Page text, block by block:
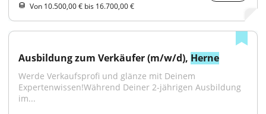
Von 10.500,00 € bis 16.700,00 €
Ausbildung zum Verkäufer (m/w/d), Herne
Werde Verkaufsprofi und glänze mit Deinem
Expertenwissen!Während Deiner 2-jährigen Ausbildung
im...